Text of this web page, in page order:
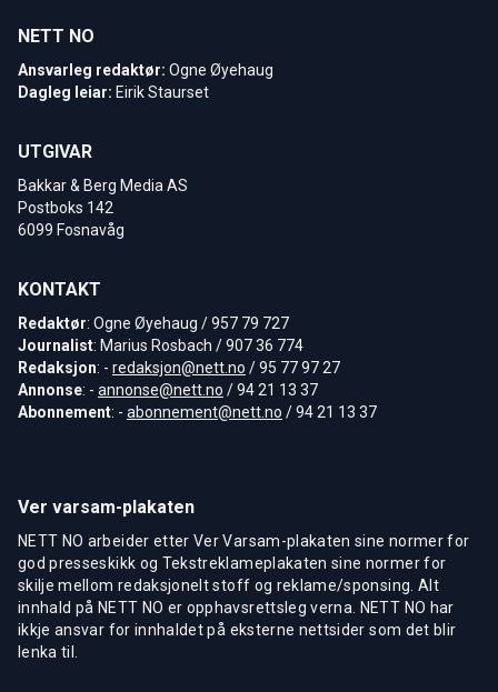
NETT NO
Ansvarleg redaktør: Ogne Øyehaug
Dagleg leiar: Eirik Staurset
UTGIVAR
Bakkar & Berg Media AS
Postboks 142
6099 Fosnavåg
KONTAKT
Redaktør: Ogne Øyehaug / 957 79 727
Journalist: Marius Rosbach / 907 36 774
Redaksjon: - redaksjon@nett.no / 95 77 97 27
Annonse: - annonse@nett.no / 94 21 13 37
Abonnement: - abonnement@nett.no / 94 21 13 37
Ver varsam-plakaten
NETT NO arbeider etter Ver Varsam-plakaten sine normer for
god presseskikk og Tekstreklameplakaten sine normer for
skilje mellom redaksjonelt stoff og reklame/sponsing. Alt
innhald på NETT NO er opphavsrettsleg verna. NETT NO har
ikkje ansvar for innhaldet på eksterne nettsider som det blir
lenka til.